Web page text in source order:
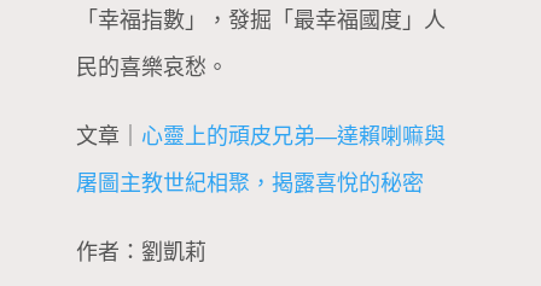
「幸福指數」，發掘「最幸福國度」人
民的喜樂哀愁。
文章｜ 心靈上的頑皮兄弟—達賴喇嘛與
屠圖主教世紀相聚，揭露喜悅的秘密
作者：劉凱莉